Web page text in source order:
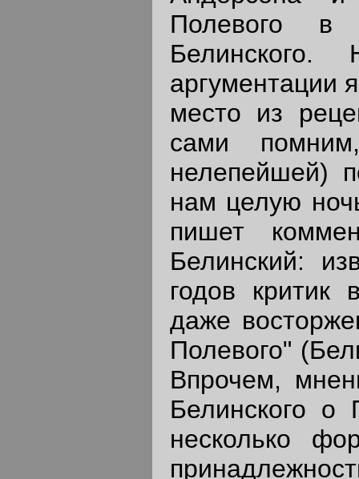
Полевого в
аргументации
место из
сами
нелепейшей)
нам целую
пишет
Белинский:
годов критик
даже
Полевого"
Впрочем,
Белинского о
несколько